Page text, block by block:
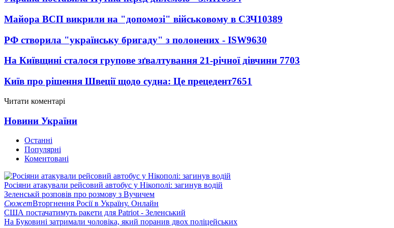
Майора ВСП викрили на "допомозі" військовому в СЗЧ10389
РФ створила "українську бригаду" з полонених - ISW9630
На Київщині сталося групове зґвалтування 21-річної дівчини 7703
Київ про рішення Швеції щодо судна: Це прецедент7651
Читати коментарі
Новини України
Останні
Популярні
Коментовані
Росіяни атакували рейсовий автобус у Нікополі: загинув водій
Зеленськй розповів про розмову з Вучичем
СюжетВторгнення Росії в Україну. Онлайн
США постачатимуть ракети для Patriot - Зеленський
На Буковині затримали чоловіка, який поранив двох поліцейських